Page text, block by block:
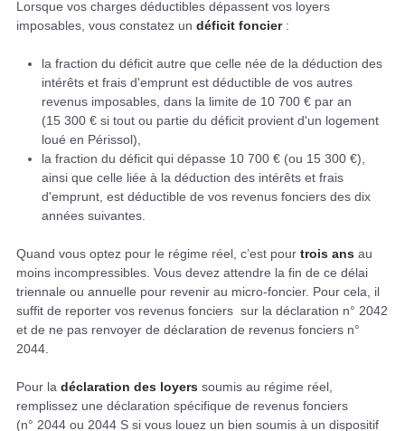
Lorsque vos charges déductibles dépassent vos loyers
imposables, vous constatez un déficit foncier:
la fraction du déficit autre que celle née de la déduction des
intérêts et frais d'emprunt est déductible de vos autres
revenus imposables, dans la limite de 10 700 € par an
(15 300 € si tout ou partie du déficit provient d'un logement
loué en Périssol),
la fraction du déficit qui dépasse 10 700 € (ou 15 300 €),
ainsi que celle liée à la déduction des intérêts et frais
d'emprunt, est déductible de vos revenus fonciers des dix
années suivantes.
Quand vous optez pour le régime réel, c’est pour trois ans au
moins incompressibles. Vous devez attendre la fin de ce délai
triennale ou annuelle pour revenir au micro-foncier. Pour cela, il
suffit de reporter vos revenus fonciers sur la déclaration n° 2042
et de ne pas renvoyer de déclaration de revenus fonciers n°
2044.
Pour la déclaration des loyers soumis au régime réel,
remplissez une déclaration spécifique de revenus fonciers
(n° 2044 ou 2044 S si vous louez un bien soumis à un dispositif